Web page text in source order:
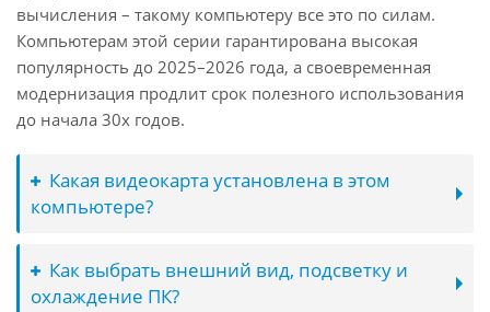
вычисления – такому компьютеру все это по силам.
Компьютерам этой серии гарантирована высокая
популярность до 2025–2026 года, а своевременная
модернизация продлит срок полезного использования
до начала 30х годов.
Какая видеокарта установлена в этом
компьютере?
Как выбрать внешний вид, подсветку и
охлаждение ПК?